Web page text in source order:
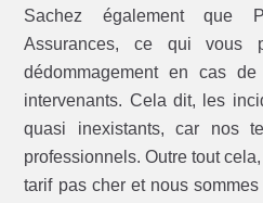
Sachez également que
Assurances, ce qui vous
dédommagement en cas
intervenants. Cela dit, les
quasi inexistants, car nos
professionnels. Outre tout
tarif pas cher et nous